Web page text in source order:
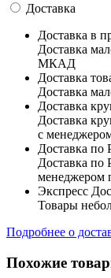
Доставка
Доставка в
Доставка
МКАД
Доставка
Доставка
Доставка
Доставка
с
Доставка по
Доставка по
менеджером
Экспресс
Товары
Подробнее о
Похожие